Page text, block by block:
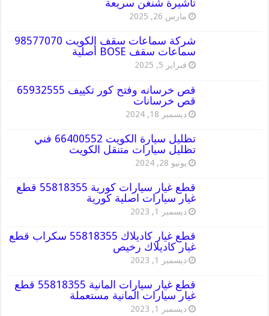
تاشيرة شنغن سريعة
مارس 26, 2025
شركة سماعات سقف الكويت 98577070
سماعات سقف BOSE أصلية
فبراير 5, 2025
قص خرسانه وفتح كور تكييف 65932555
قص خرسانات
ديسمبر 18, 2024
تظليل سيارة الكويت 66400552 فني
تظليل سيارات متنقل الكويت
يونيو 28, 2024
قطع غيار سيارات كورية 55818355 قطع
غيار سيارات اصلية كورية
ديسمبر 1, 2023
قطع غيار كاديلاك 55818355 سكراب قطع
غيار كاديلاك رخيص
ديسمبر 1, 2023
قطع غيار سيارات المانية 55818355 قطع
غيار سيارات المانية مستعملة
ديسمبر 1, 2023